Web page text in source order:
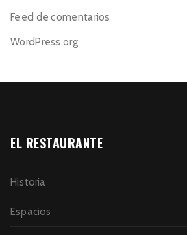
Feed de comentarios
WordPress.org
EL RESTAURANTE
Historia
Espacios